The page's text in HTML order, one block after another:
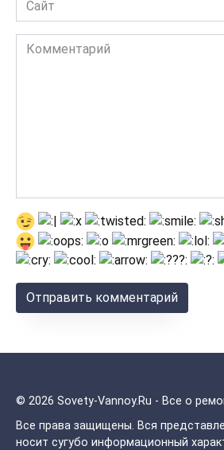
Комментарий
© 2026 Sovety-Vannoy.Ru - Все о
Все права защищены. Вся
носит сугубо информационный